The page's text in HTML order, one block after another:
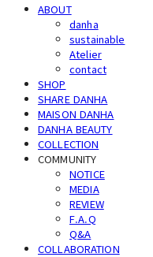
ABOUT
danha
sustainable
Atelier
contact
SHOP
SHARE DANHA
MAISON DANHA
DANHA BEAUTY
COLLECTION
COMMUNITY
NOTICE
MEDIA
REVIEW
F.A.Q
Q&A
COLLABORATION